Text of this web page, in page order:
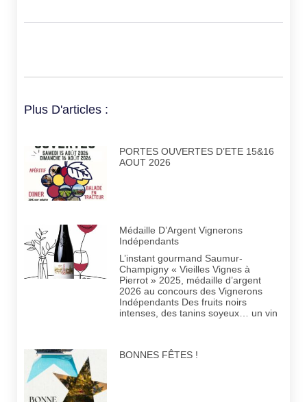
Plus D'articles :
PORTES OUVERTES D’ETE 15&16
AOUT 2026
Médaille D’Argent Vignerons
Indépendants
L’instant gourmand Saumur-
Champigny « Vieilles Vignes à
Pierrot » 2025, médaille d’argent
2026 au concours des Vignerons
Indépendants Des fruits noirs
intenses, des tanins soyeux… un vin
BONNES FÊTES !